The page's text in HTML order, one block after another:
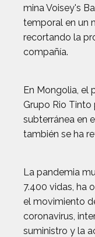
mina Voisey's
temporal en un
recortando la
compañía.
En Mongolia,
Grupo Rio Tinto
subterránea en
también se ha
La pandemia
7.400 vidas, ha
el movimiento
coronavirus,
suministro y la